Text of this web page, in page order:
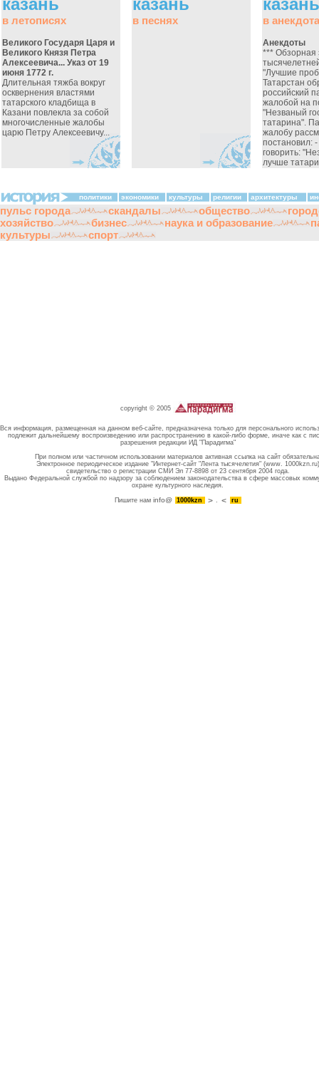
казань
в летописях
Великого Государя Царя и
Великого Князя Петра
Алексеевича... Указ от 19
июня 1772 г.
Длительная тяжба вокруг
осквернения властями
татарского кладбища в
Казани повлекла за собой
многочисленные жалобы
царю Петру Алексеевичу...
казань
в песнях
казань
в
Анекдоты
*** Обзорная
"Лучшие
Татарстан
российский
жалобой на
"Незваный
татарина".
жалобу
постановил:
говорить:
лучше
политики экономики культуры религии архитектуры
пульс города скандалы общество
хозяйство
бизнес наука и образование
культуры
спорт
copyright © 2005
Вся информация, размещенная на данном веб-сайте, предназначена только для персонального
подлежит дальнейшему воспроизведению или распространению в какой-либо форме, иначе как с
разрешения редакции ИД "Парадигма"
При полном или частичном использовании материалов активная ссылка на сайт
Электронное периодическое издание "Интернет-сайт "Лента тысячелетия" (www. 1000kzn.ru)
свидетельство о регистрации СМИ Эл 77-8898 от 23 сентября 2004 года.
Выдано Федеральной службой по надзору за соблюдением законодательства в сфере массовых
охране культурного наследия.
Пишите намinfo@ 1000kzn . ru